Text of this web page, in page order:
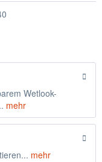
Wetlook-
mehr
mehr